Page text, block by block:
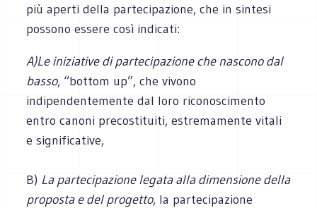
più aperti della partecipazione, che in sintesi
possono essere così indicati:
A)Le iniziative di partecipazione che nascono dal
basso, “bottom up”, che vivono
indipendentemente dal loro riconoscimento
entro canoni precostituiti, estremamente vitali
e significative,
B) La partecipazione legata alla dimensione della
proposta e del progetto, la partecipazione